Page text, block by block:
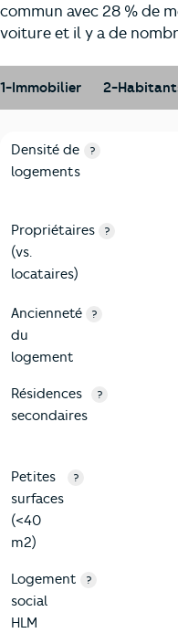
commun avec 28 % de
voiture et il y a de
1-Immobilier 2-
1-Immobilier
Critères Rangueil
Densité de
logements
?
Propriétaires
(vs.
locataires)
?
Ancienneté
du
logement
?
Résidences
secondaires
?
Petites
surfaces
(<40
m2)
?
Logement
social
HLM
?